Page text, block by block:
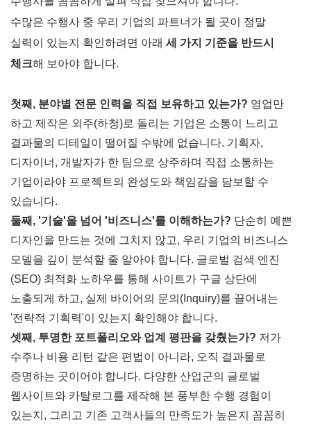
수많은 수행사 중 우리 기업의 파트너가 될 곳이 정말
실력이 있는지 확인하려면 아래 세 가지 기준을 반드시
체크해 보아야 합니다.
첫째, 분야별 전문 인력을 직접 보유하고 있는가? 영업만
하고 제작은 외주(하청)로 돌리는 기업은 소통이 느리고
결과물의 디테일이 떨어질 수밖에 없습니다. 기획자,
디자이너, 개발자가 한 팀으로 상주하며 직접 소통하는
기업이라야 프로젝트의 완성도와 책임감을 담보할 수
있습니다.
둘째, '기술'을 넘어 '비즈니스'를 이해하는가? 단순히 예쁜
디자인을 만드는 것에 그치지 않고, 우리 기업의 비즈니스
모델을 깊이 분석할 줄 알아야 합니다. 글로벌 검색 엔진
(SEO) 최적화 노하우를 통해 사이트가 구글 상단에
노출되게 하고, 실제 바이어의 문의(Inquiry)를 끌어내는
'전략적 기획력'이 있는지 확인해야 합니다.
셋째, 투명한 포트폴리오와 업계 평판을 갖췄는가? 저가
수주나 비용 리턴 같은 편법이 아니라, 오직 결과물로
증명하는 곳이어야 합니다. 다양한 산업군의 글로벌
웹사이트와 카탈로그를 제작해 본 풍부한 수행 경험이
있는지, 그리고 기존 고객사들의 만족도가 높은지 꼼꼼히